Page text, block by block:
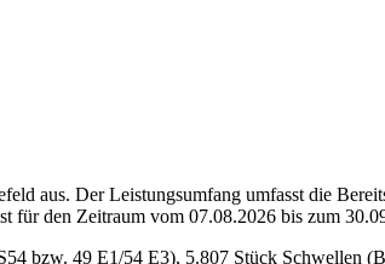
aus. Der Leistungsumfang umfasst die
den Zeitraum vom 07.08.2026 bis zum
bzw. 49 E1/54 E3), 5.807 Stück Schwellen